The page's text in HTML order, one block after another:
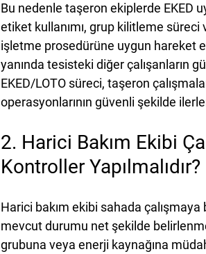
Bu nedenle taşeron ekiplerde EKED
etiket kullanımı, grup kilitleme süreci
işletme prosedürüne uygun hareket
yanında tesisteki diğer çalışanların
EKED/LOTO süreci, taşeron
operasyonlarının güvenli şekilde
2. Harici Bakım Ekibi
Kontroller Yapılmalıdır?
Harici bakım ekibi sahada
mevcut durumu net şekilde
grubuna veya enerji kaynağına